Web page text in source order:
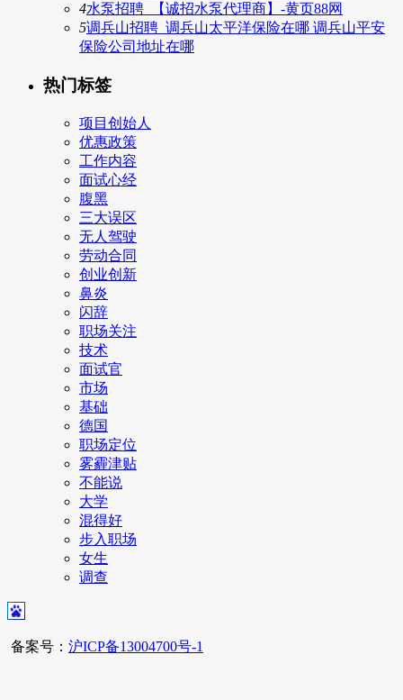
4水泵招聘_【诚招水泵代理商】-黄页88网
5调兵山招聘_调兵山太平洋保险在哪 调兵山平安
保险公司地址在哪
热门标签
项目创始人
优惠政策
工作内容
面试心经
腹黑
三大误区
无人驾驶
劳动合同
创业创新
鼻炎
闪辞
职场关注
技术
面试官
市场
基础
德国
职场定位
雾霾津贴
不能说
大学
混得好
步入职场
女生
调查
备案号： 沪ICP备13004700号-1